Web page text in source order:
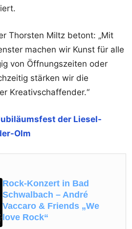
Thorsten Miltz betont: „Mit
machen wir Kunst für alle
von Öffnungszeiten oder
stärken wir die
Kreativschaffender.“
der Liesel-
Olm
Rock-Konzert in Bad
Schwalbach – André
Vaccaro & Friends „We
love Rock“